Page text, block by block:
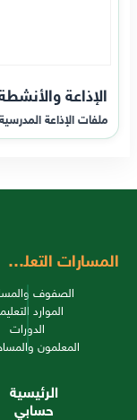
الإذاعة
ملفات الإذاعة
المسارات التعليمية
الصفوف
الموارد
الدورات
المعلمون
الرئيسية
حسابي